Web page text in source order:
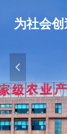
为社会
넳